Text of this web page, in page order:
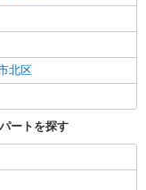
北区
ートを探す